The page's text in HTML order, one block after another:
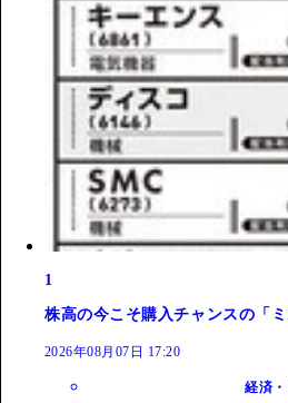
1
株高の今こそ購入チャンスの「
2026年08月07日 17:20
経済